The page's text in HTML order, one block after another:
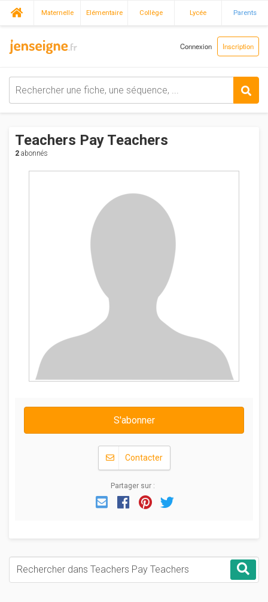
Maternelle Elémentaire Collège Lycée Parents
Connexion Inscription
Teachers Pay Teachers
2 abonnés
S'abonner
Contacter
Partager sur :
EmailFacebook
Pinterest